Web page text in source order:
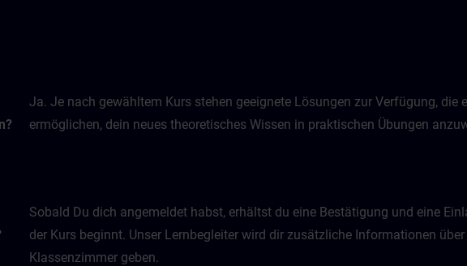
Ja. Je nach gewähltem Kurs stehen geeignete Lösungen zur Verfügung, die
ermöglichen, dein neues theoretisches Wissen in praktischen Übungen
Sobald Du dich angemeldet habst, erhältst du eine Bestätigung und eine
der Kurs beginnt. Unser Lernbegleiter wird dir zusätzliche Informationen
Klassenzimmer geben.